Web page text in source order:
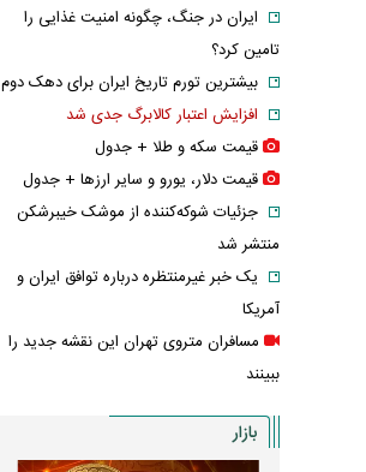
رهبر شهید درباره احتمال اسارت مجتبی و مصطفی
ایران در جنگ، چگونه امنیت غذایی را
تامین کرد؟
بیشترین تورم تاریخ ایران برای دهک دوم
افزایش اعتبار کالابرگ جدی شد
قیمت سکه و طلا + جدول
قیمت دلار، یورو و سایر ارز‌ها + جدول
جزئیات شوکه‌کننده از موشک خیبرشکن
منتشر شد
یک خبر غیرمنتظره درباره توافق ایران و
آمریکا
مسافران متروی تهران این نقشه جدید را
ببینند
بازار